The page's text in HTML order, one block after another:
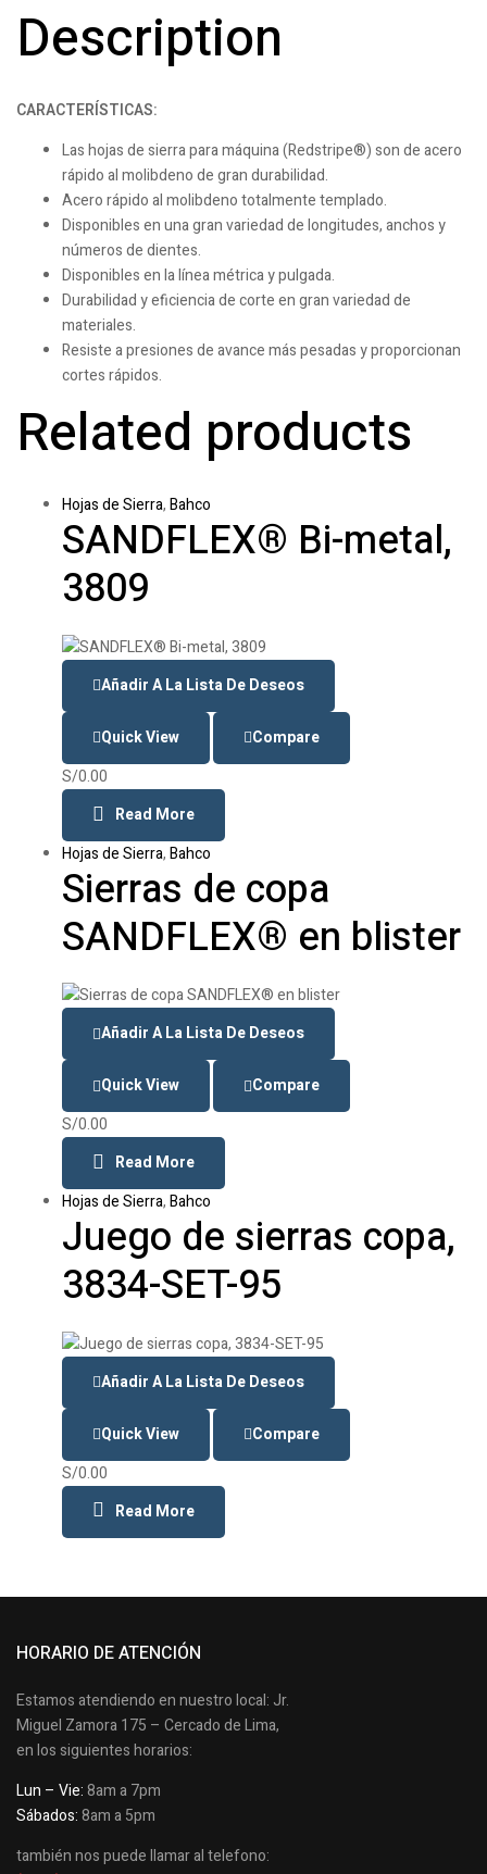
Description
CARACTERÍSTICAS:
Las hojas de sierra para máquina (Redstripe®) son de acero
rápido al molibdeno de gran durabilidad.
Acero rápido al molibdeno totalmente templado.
Disponibles en una gran variedad de longitudes, anchos y
números de dientes.
Disponibles en la línea métrica y pulgada.
Durabilidad y eficiencia de corte en gran variedad de
materiales.
Resiste a presiones de avance más pesadas y proporcionan
cortes rápidos.
Related products
Hojas de Sierra,Bahco
SANDFLEX® Bi-metal,
3809
Añadir A La Lista De Deseos
Quick View
Compare
S/0.00
Read More
Hojas de Sierra,Bahco
Sierras de copa
SANDFLEX® en blister
Añadir A La Lista De Deseos
Quick View
Compare
S/0.00
Read More
Hojas de Sierra,Bahco
Juego de sierras copa,
3834-SET-95
Añadir A La Lista De Deseos
Quick View
Compare
S/0.00
Read More
HORARIO DE ATENCIÓN
Estamos atendiendo en nuestro local: Jr.
Miguel Zamora 175 – Cercado de Lima,
en los siguientes horarios:
Lun – Vie:8am a 7pm
Sábados:8am a 5pm
también nos puede llamar al telefono: